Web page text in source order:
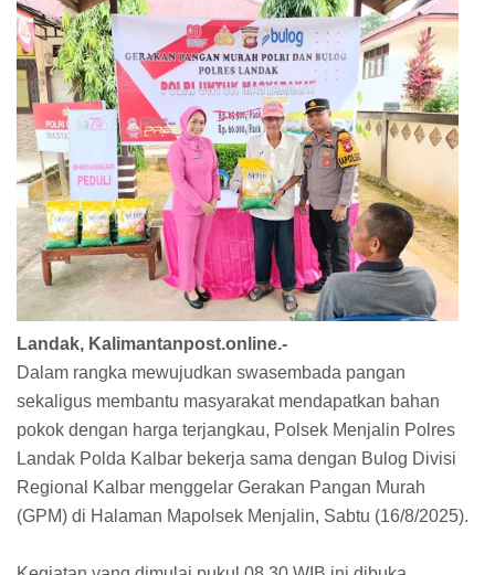
Landak, Kalimantanpost.online.-
Dalam rangka mewujudkan swasembada pangan
sekaligus membantu masyarakat mendapatkan bahan
pokok dengan harga terjangkau, Polsek Menjalin Polres
Landak Polda Kalbar bekerja sama dengan Bulog Divisi
Regional Kalbar menggelar Gerakan Pangan Murah
(GPM) di Halaman Mapolsek Menjalin, Sabtu (16/8/2025).